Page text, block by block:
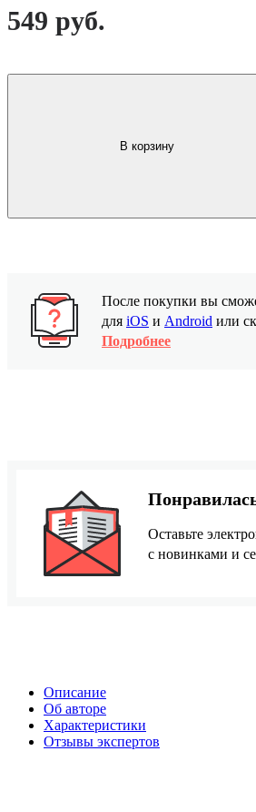
549 руб.
В корзину
После покупки вы
для iOS и Android или
Подробнее
Описание
Об авторе
Характеристики
Отзывы экспертов
Оставьте
с новинками и